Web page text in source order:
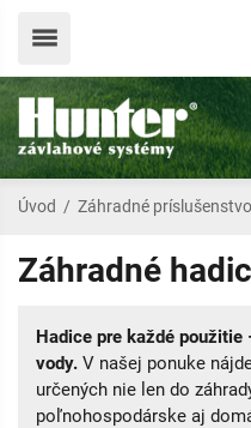
Úvod / Záhradné príslušenstvo
Záhradné
Hadice pre každé
vody. V našej ponuke
určených nie len do
poľnohospodárske aj